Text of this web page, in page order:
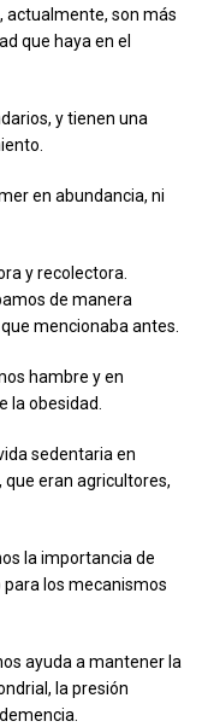
actualmente, son más
que haya en el
y tienen una
en abundancia, ni
y recolectora.
de manera
mencionaba antes.
hambre y en
la obesidad.
sedentaria en
eran agricultores,
la importancia de
los mecanismos
ayuda a mantener la
la presión